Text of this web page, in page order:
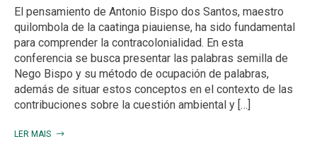
El pensamiento de Antonio Bispo dos Santos, maestro
quilombola de la caatinga piauiense, ha sido fundamental
para comprender la contracolonialidad. En esta
conferencia se busca presentar las palabras semilla de
Nego Bispo y su método de ocupación de palabras,
además de situar estos conceptos en el contexto de las
contribuciones sobre la cuestión ambiental y […]
LER MAIS